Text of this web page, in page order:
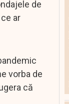
de
ar
vorba de
că